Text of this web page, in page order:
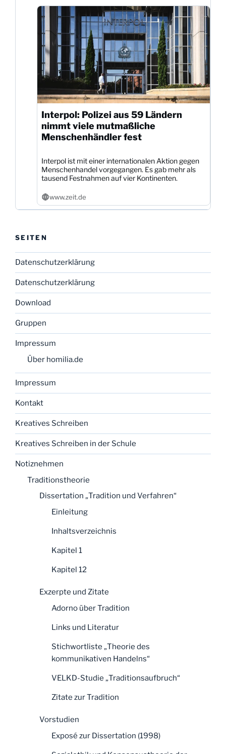
Interpol: Polizei aus 59 Ländern
nimmt viele mutmaßliche
Menschenhändler fest
Interpol ist mit einer internationalen Aktion gegen
Menschenhandel vorgegangen. Es gab mehr als
tausend Festnahmen auf vier Kontinenten.
www.zeit.de
SEITEN
Datenschutzerklärung
Datenschutzerklärung
Download
Gruppen
Impressum
Über homilia.de
Impressum
Kontakt
Kreatives Schreiben
Kreatives Schreiben in der Schule
Notiznehmen
Traditionstheorie
Dissertation „Tradition und Verfahren“
Einleitung
Inhaltsverzeichnis
Kapitel 1
Kapitel 12
Exzerpte und Zitate
Adorno über Tradition
Links und Literatur
Stichwortliste „Theorie des
kommunikativen Handelns“
VELKD-Studie „Traditionsaufbruch“
Zitate zur Tradition
Vorstudien
Exposé zur Dissertation (1998)